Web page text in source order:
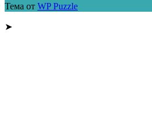
Тема от WP Puzzle
➤